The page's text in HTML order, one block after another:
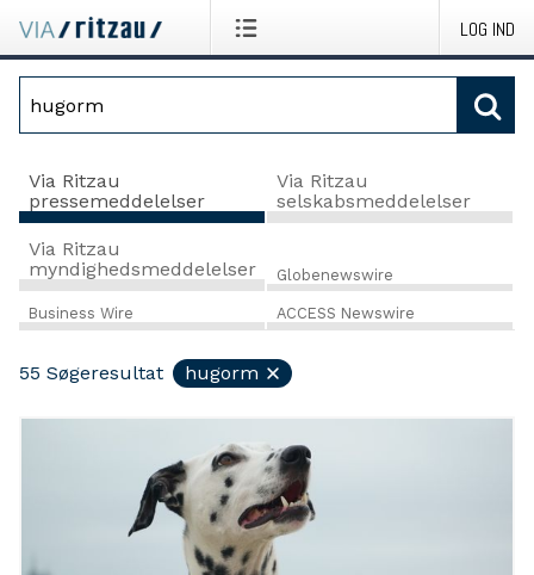
LOG IND
Via Ritzau
pressemeddelelser
Via Ritzau
selskabsmeddelelser
Via Ritzau
myndighedsmeddelelser
Globenewswire
Business Wire ACCESS Newswire
55 Søgeresultat hugorm